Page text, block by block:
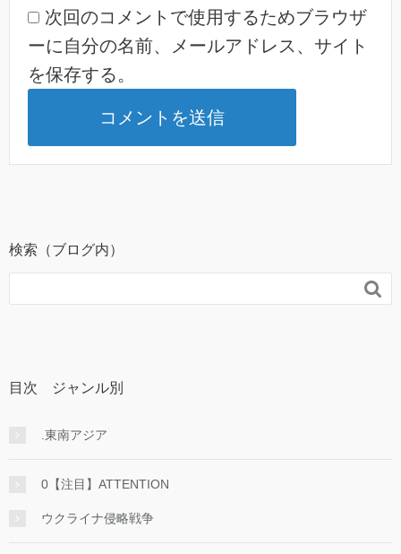
次回のコメントで使用するためブラウザ
ーに自分の名前、メールアドレス、サイト
を保存する。
検索（ブログ内）

目次 ジャンル別
.東南アジア
0【注目】ATTENTION
ウクライナ侵略戦争